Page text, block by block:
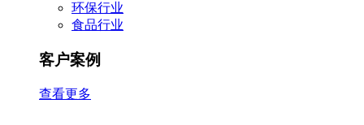
环保行业
食品行业
客户案例
查看更多